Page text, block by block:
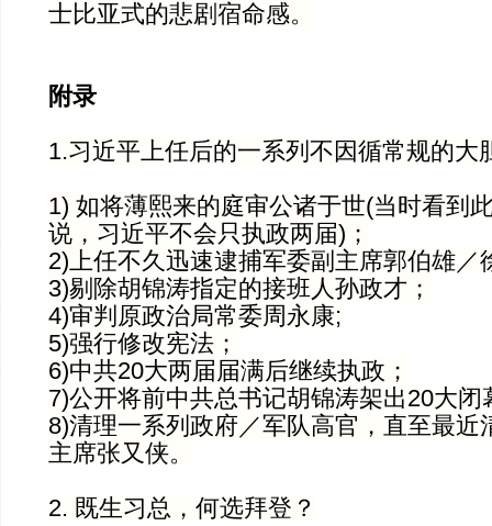
士比亚式的悲剧宿命感。
附录
1.习近平上任后的一系列不因循常规的大
1) 如将薄熙来的庭审公诸于世(当时看到
说，习近平不会只执政两届)；
2)上任不久迅速逮捕军委副主席郭伯雄／
3)剔除胡锦涛指定的接班人孙政才；
4)审判原政治局常委周永康;
5)强行修改宪法；
6)中共20大两届届满后继续执政；
7)公开将前中共总书记胡锦涛架出20大闭
8)清理一系列政府／军队高官，直至最近
主席张又侠。
2. 既生习总，何选拜登？